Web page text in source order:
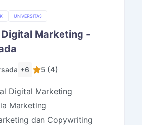
UNIVERSITAS
Marketing -
+6 5 (4)
Digital Marketing
Marketing
dan Copywriting